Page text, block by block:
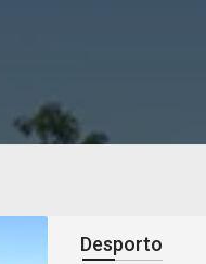
Desporto